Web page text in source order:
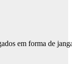
em forma de